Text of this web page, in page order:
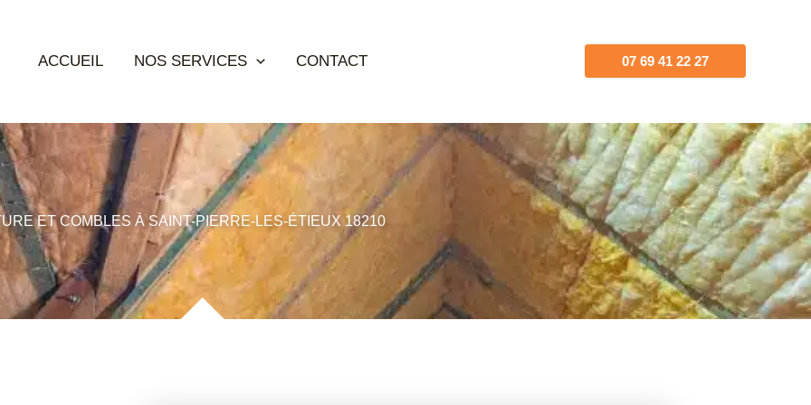
ACCUEIL NOS SERVICES CONTACT 07 69 41 22 27
ET COMBLES À SAINT-PIERRE-LES-ÉTIEUX 18210